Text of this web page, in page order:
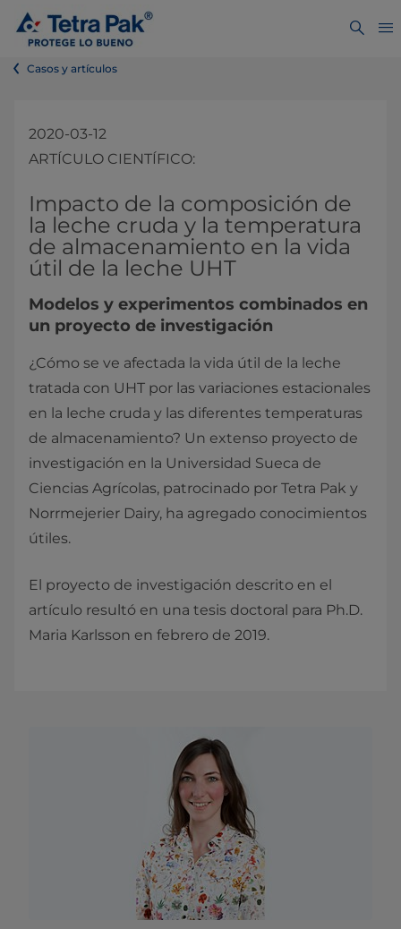
Casos y artículos
2020-03-12
ARTÍCULO CIENTÍFICO:
Impacto de la composición de
la leche cruda y la temperatura
de almacenamiento en la vida
útil de la leche UHT
Modelos y experimentos combinados en
un proyecto de investigación
¿Cómo se ve afectada la vida útil de la leche
tratada con UHT por las variaciones estacionales
en la leche cruda y las diferentes temperaturas
de almacenamiento? Un extenso proyecto de
investigación en la Universidad Sueca de
Ciencias Agrícolas, patrocinado por Tetra Pak y
Norrmejerier Dairy, ha agregado conocimientos
útiles.
El proyecto de investigación descrito en el
artículo resultó en una tesis doctoral para Ph.D.
Maria Karlsson en febrero de 2019.